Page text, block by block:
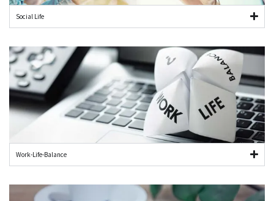
Social Life
Work-Life-Balance